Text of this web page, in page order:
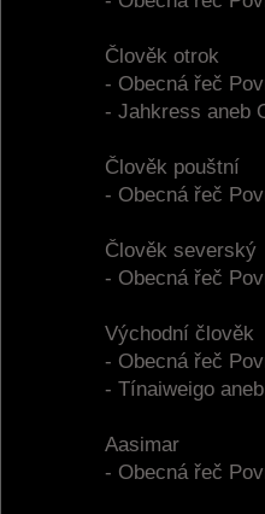
Člověk otrok
- Obecná řeč
- Jahkress aneb
Člověk pouštní
- Obecná řeč
Člověk severský
- Obecná řeč
Východní člověk
- Obecná řeč
- Tínaiweigo
Aasimar
- Obecná řeč